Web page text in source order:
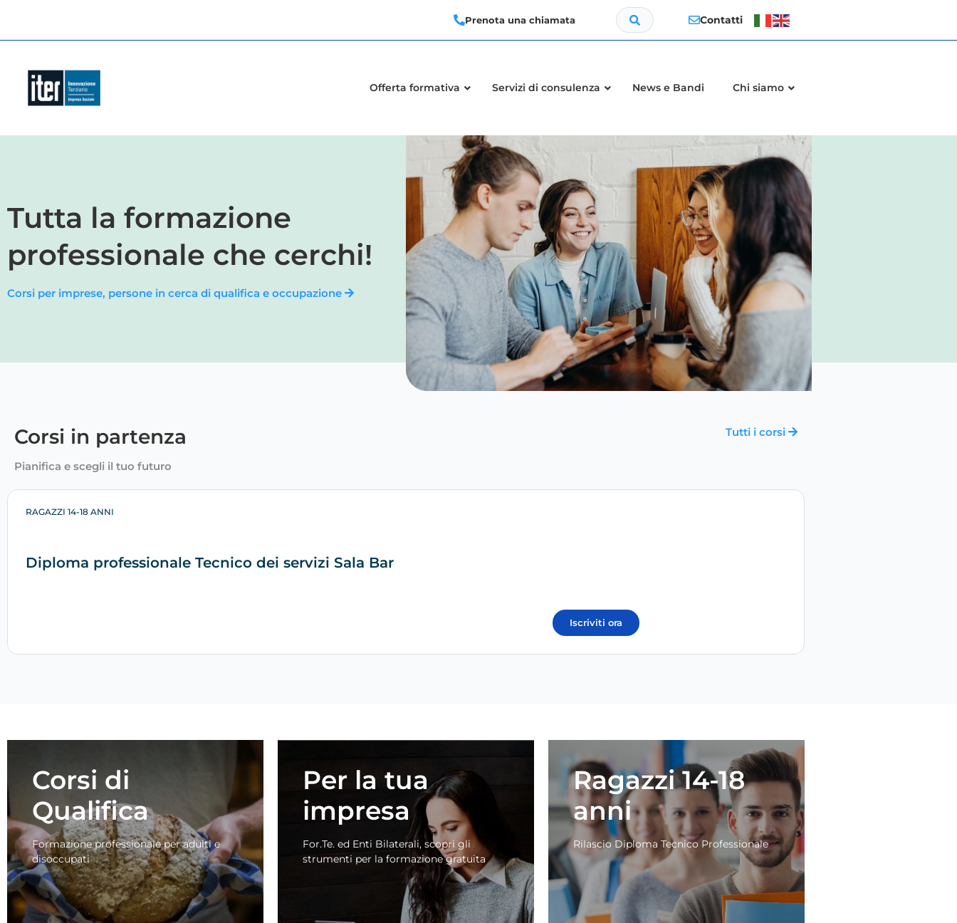
Prenota una chiamata Contatti
Offerta formativa Servizi di consulenza News e Bandi Chi siamo
Tutta la formazione
professionale che cerchi!
Corsi per imprese, persone in cerca di qualifica e occupazione
Corsi in partenza
Pianifica e scegli il tuo futuro
Tutti i corsi
RAGAZZI 14-18 ANNI
Diploma professionale Tecnico dei servizi Sala Bar
Iscriviti ora
Corsi di
Qualifica
Formazione professionale per adulti e
disoccupati
Per la tua
impresa
For.Te. ed Enti Bilaterali, scopri gli
strumenti per la formazione gratuita
Ragazzi 14-18
anni
Rilascio Diploma Tecnico Professionale